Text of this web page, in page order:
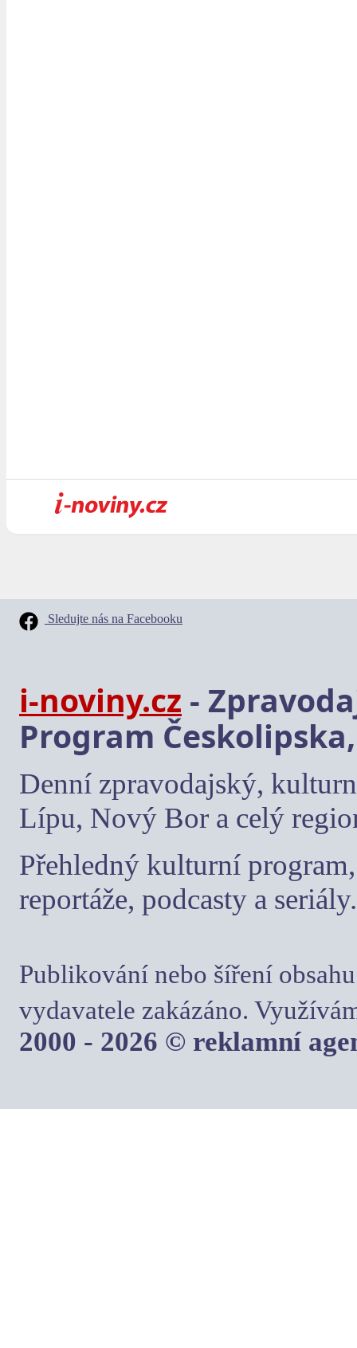
Sledujte nás na Facebooku
i-noviny.cz -
Program
Denní zpravodajský,
Lípu, Nový Bor a celý
Přehledný kulturní
reportáže, podcasty a seriály.
Publikování nebo šíření
vydavatele zakázáno.
2000 - 2026 © reklamní